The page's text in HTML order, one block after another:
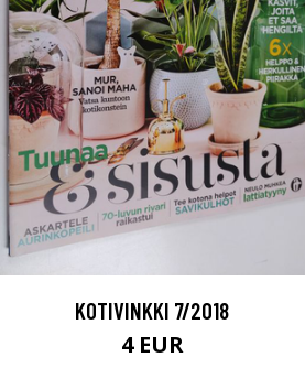
KOTIVINKKI 7/2018
4 EUR